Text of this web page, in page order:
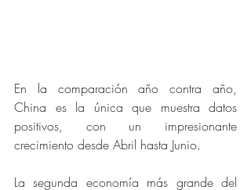
En la comparación año contra año,
China es la única que muestra datos
positivos, con un impresionante
crecimiento desde Abril hasta Junio.
La segunda economía más grande del